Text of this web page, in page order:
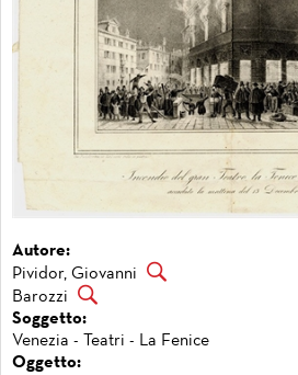
Autore:
Pividor, Giovanni
Barozzi
Soggetto:
Venezia - Teatri - La Fenice
Oggetto: